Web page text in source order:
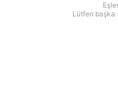
Lütfen başka